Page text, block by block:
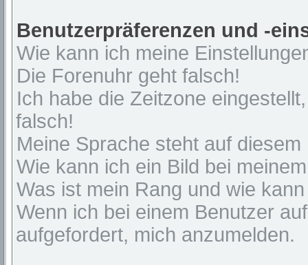
Benutzerpräferenzen und -
Wie kann ich meine
Die Forenuhr geht falsch!
Ich habe die Zeitzone
falsch!
Meine Sprache steht auf
Wie kann ich ein Bild bei
Was ist mein Rang und wie
Wenn ich bei einem Benutzer
aufgefordert, mich anzumelden.